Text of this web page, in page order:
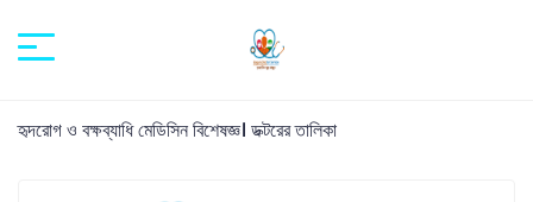
হৃদরোগ ও বক্ষব্যাধি মেডিসিন বিশেষজ্ঞ। ডক্টরের তালিকা